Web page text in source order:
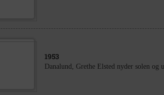
1953
Danalund, Grethe Elsted nyder solen og